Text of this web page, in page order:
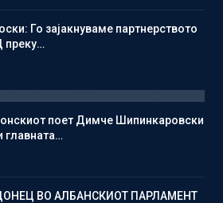
Го зајакнуваме партнерството
преку…
поет Димче Шипинкаровски
главната…
ВО АЛБАНСКИОТ ПАРЛАМЕНТ